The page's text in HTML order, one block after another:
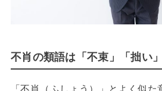
不肖の類語は「不束」「拙い
「不肖（ふしょう）」とよく似た